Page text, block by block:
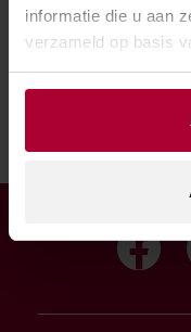
informatie die u aan
verzameld op basis
postcode in